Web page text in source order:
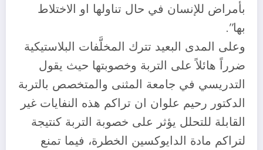
بأمراض للإنسان في حال تناولها او الاختلاط
بها”.
وعلى المدى البعيد تترك المخلَّفات البلاستيكية
ضرراً هائلاً على التربة وخصوبتها حيث يقول
التدريسي في جامعة المثنى والمتخصص بالتربة
الدكتور رحيم علوان ان تراكم هذه النفايات غير
القابلة للتحلل يؤثر على خصوبة التربة كنتيجة
لتراكم مادة الدايوكسين الخطرة، فيما تمنع